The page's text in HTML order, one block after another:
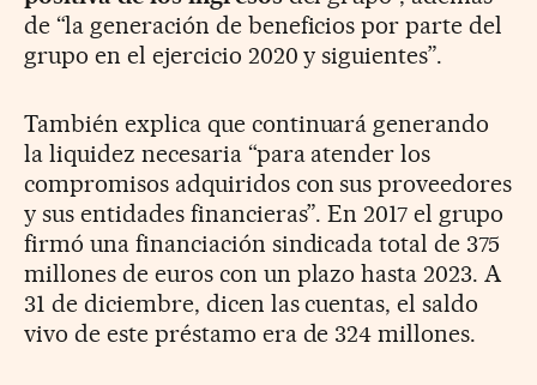
de “la generación de beneficios por parte del
grupo en el ejercicio 2020 y siguientes”.
También explica que continuará generando
la liquidez necesaria “para atender los
compromisos adquiridos con sus proveedores
y sus entidades financieras”. En 2017 el grupo
firmó una financiación sindicada total de 375
millones de euros con un plazo hasta 2023. A
31 de diciembre, dicen las cuentas, el saldo
vivo de este préstamo era de 324 millones.